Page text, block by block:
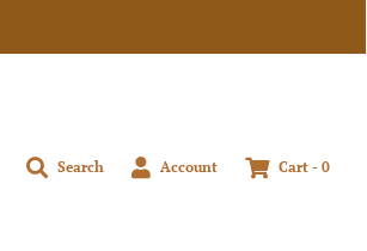
Search Account Cart - 0